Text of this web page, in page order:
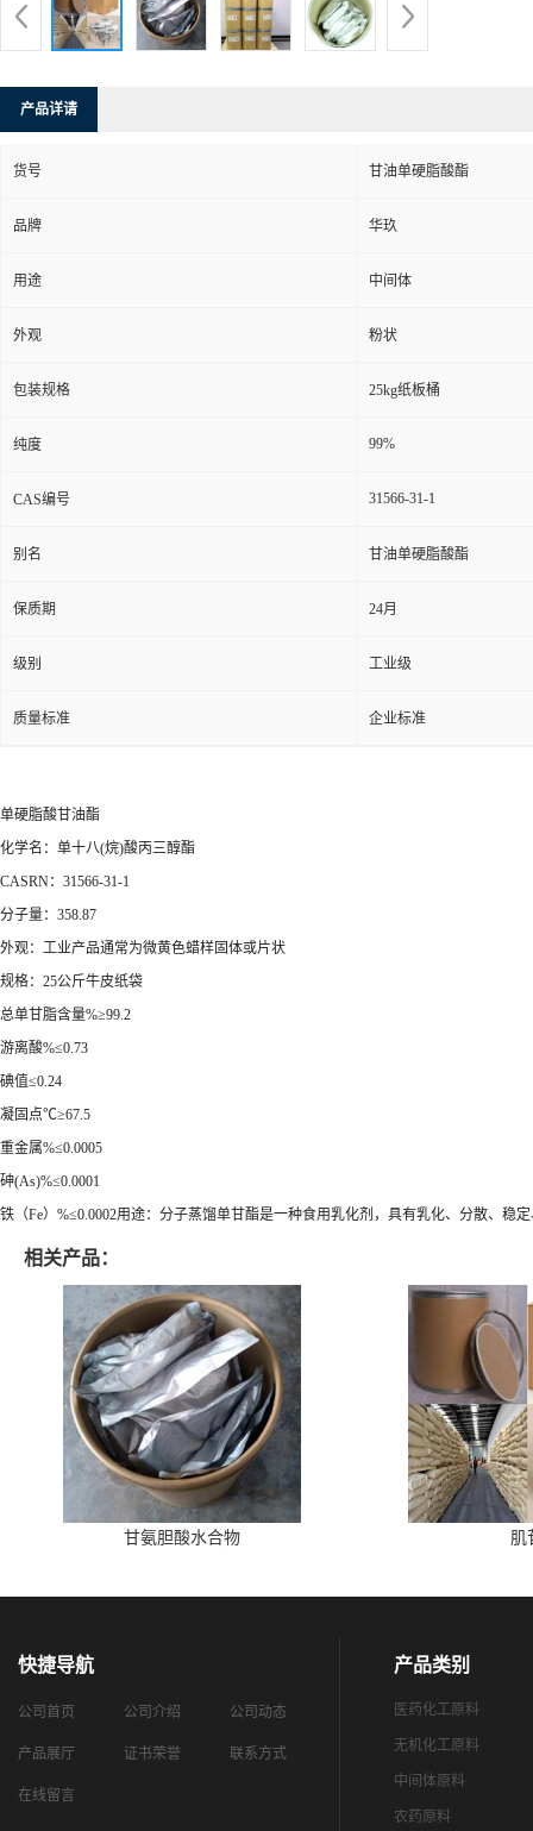
产品详请
货号 甘油单硬脂酸酯
品牌 华玖
用途 中间体
外观 粉状
包装规格 25kg纸板桶
纯度 99%
CAS编号 31566-31-1
别名 甘油单硬脂酸酯
保质期 24月
级别 工业级
质量标准 企业标准
单硬脂酸甘油酯
化学名：单十八(烷)酸丙三醇酯
CASRN：31566-31-1
分子量：358.87
外观：工业产品通常为微黄色蜡样固体或片状
规格：25公斤牛皮纸袋
总单甘脂含量%≥99.2
游离酸%≤0.73
碘值≤0.24
凝固点℃≥67.5
重金属%≤0.0005
砷(As)%≤0.0001
铁（Fe）%≤0.0002用途：分子蒸馏单甘酯是一种食用乳化剂，具有乳化、分散、
相关产品：
甘氨胆酸水合物 肌
快捷导航
公司首页 公司介绍 公司动态
产品展厅 证书荣誉 联系方式
在线留言
产品类别
医药化工原料
无机化工原料
中间体原料
农药原料